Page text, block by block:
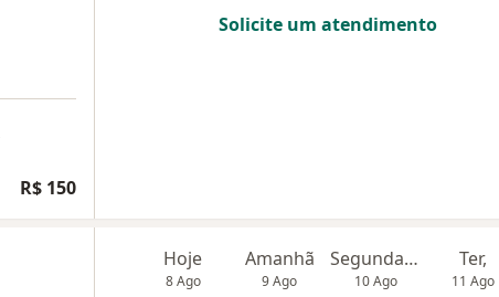
R$ 150
Solicite um atendimento
Hoje
8 Ago
Amanhã
9 Ago
Segunda-feira
10 Ago
Ter,
11 Ago